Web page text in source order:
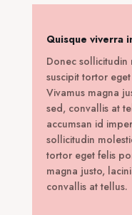
Quisque viverra
Donec sollicitudin
suscipit tortor
Vivamus magna
sed, convallis at
accumsan id
sollicitudin
tortor eget felis
magna justo,
convallis at tellus.